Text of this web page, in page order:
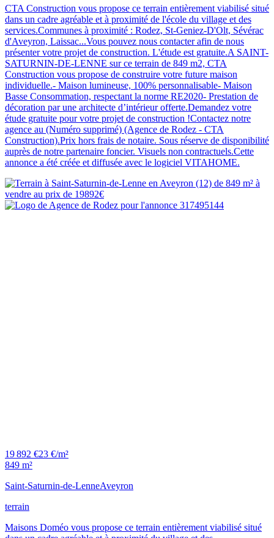
CTA Construction vous propose ce terrain entièrement viabilisé situé
dans un cadre agréable et à proximité de l'école du village et des
services.Communes à proximité : Rodez, St-Geniez-D'Olt, Sévérac
d'Aveyron, Laissac...Vous pouvez nous contacter afin de nous
présenter votre projet de construction. L'étude est gratuite.A SAINT-
SATURNIN-DE-LENNE sur ce terrain de 849 m2, CTA
Construction vous propose de construire votre future maison
individuelle.- Maison lumineuse, 100% personnalisable- Maison
Basse Consommation, respectant la norme RE2020- Prestation de
décoration par une architecte d’intérieur offerte.Demandez votre
étude gratuite pour votre projet de construction !Contactez notre
agence au (Numéro supprimé) (Agence de Rodez - CTA
Construction).Prix hors frais de notaire. Sous réserve de disponibilité
auprès de notre partenaire foncier. Visuels non contractuels.Cette
annonce a été créée et diffusée avec le logiciel VITAHOME.
19 892 €23 €/m²
849 m²
Saint-Saturnin-de-LenneAveyron
terrain
Maisons Doméo vous propose ce terrain entièrement viabilisé situé